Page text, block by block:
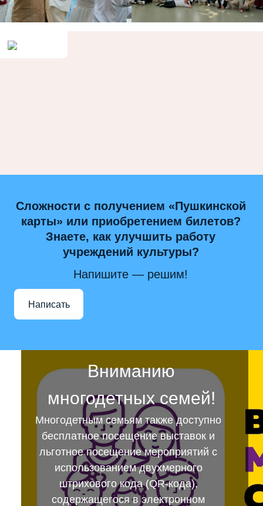
Сложности с получением «Пушкинской
карты» или приобретением билетов?
Знаете, как улучшить работу
учреждений культуры?
Напишите — решим!
Написать
Вниманию
многодетных семей!
Многодетным семьям также доступно
бесплатное посещение выставок и
льготное посещение мероприятий с
использованием двухмерного
штрихового кода (QR-кода),
содержащегося в электронном